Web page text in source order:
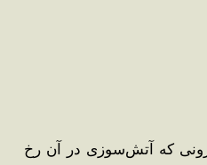
که آتش‌سوزی در آن رخ